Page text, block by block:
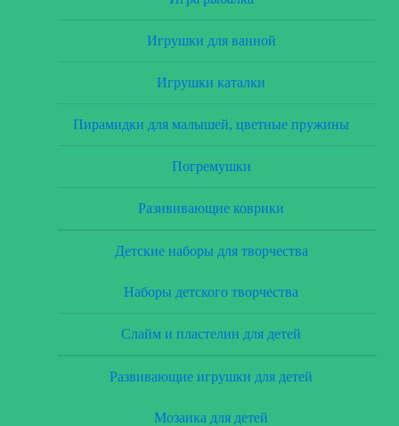
Игрушки для ванной
Игрушки каталки
Пирамидки для малышей, цветные пружины
Погремушки
Разививающие коврики
Детские наборы для творчества
Наборы детского творчества
Слайм и пластелин для детей
Развивающие игрушки для детей
Мозаика для детей